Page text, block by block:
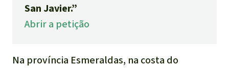
San Javier.”
Abrir a petição
Na província Esmeraldas, na costa do